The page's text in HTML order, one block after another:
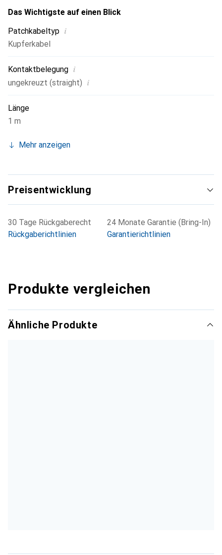
Das Wichtigste auf einen Blick
Patchkabeltyp i
Kupferkabel
Kontaktbelegung i
ungekreuzt (straight) i
Länge
1 m
Mehr anzeigen
Preisentwicklung
30 Tage Rückgaberecht
Rückgaberichtlinien
24 Monate Garantie (Bring-In)
Garantierichtlinien
Produkte vergleichen
Ähnliche Produkte